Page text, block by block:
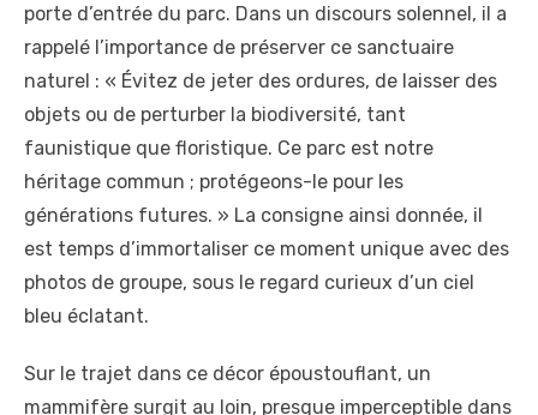
porte d’entrée du parc. Dans un discours solennel, il a
rappelé l’importance de préserver ce sanctuaire
naturel : « Évitez de jeter des ordures, de laisser des
objets ou de perturber la biodiversité, tant
faunistique que floristique. Ce parc est notre
héritage commun ; protégeons-le pour les
générations futures. » La consigne ainsi donnée, il
est temps d’immortaliser ce moment unique avec des
photos de groupe, sous le regard curieux d’un ciel
bleu éclatant.
Sur le trajet dans ce décor époustouflant, un
mammifère surgit au loin, presque imperceptible dans